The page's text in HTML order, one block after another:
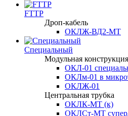
FTTP
Дроп-кабель
ОКЛЖ-ВД2-МТ
Специальный
Модульная конструкция
ОКЛ-01
ОКЛм-01 в
ОКЛЖ-01
Центральная трубка
ОКЛК-МТ (к)
ОКЛСт-МТ